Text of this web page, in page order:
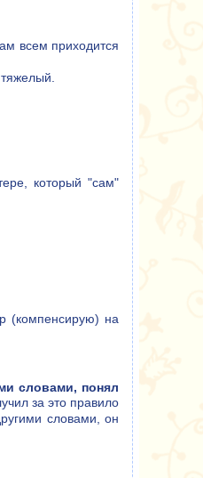
всем приходится
который "сам"
(компенсирую) на
словами, понял
за это правило
словами, он